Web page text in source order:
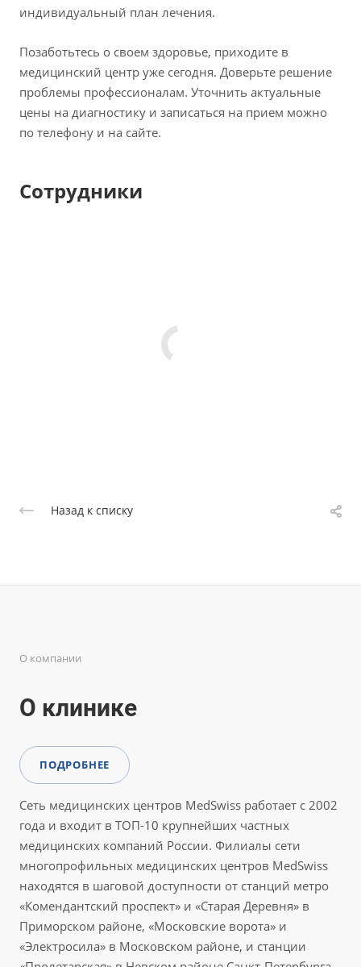
индивидуальный план лечения.
Позаботьтесь о своем здоровье, приходите в
медицинский центр уже сегодня. Доверьте решение
проблемы профессионалам. Уточнить актуальные
цены на диагностику и записаться на прием можно
по телефону и на сайте.
Сотрудники
Назад к списку
О компании
О клинике
ПОДРОБНЕЕ
Сеть медицинских центров MedSwiss работает с 2002
года и входит в ТОП-10 крупнейших частных
медицинских компаний России. Филиалы сети
многопрофильных медицинских центров MedSwiss
находятся в шаговой доступности от станций метро
«Комендантский проспект» и «Старая Деревня» в
Приморском районе, «Московские ворота» и
«Электросила» в Московском районе, и станции